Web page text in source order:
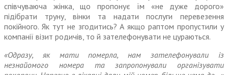
співчуваюча жінка, що пропонує їм «не дуже дорого»
підібрати труну, вінки та надати послуги перевезення
покійного. Як тут не згодитись? А якщо рап­том пропустили у
компанії візит родичів, то й зателефонувати не цураються.
«Одразу, як мати померла, нам зателефонували із
незнайомого номера та запропонували орга­нізувати